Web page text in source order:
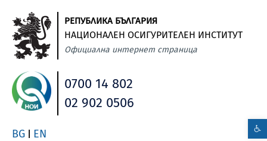
РЕПУБЛИКА БЪЛГАРИЯ
НАЦИОНАЛЕН ОСИГУРИТЕЛЕН ИНСТИТУТ
Официална интернет страница
0700 14 802
02 902 0506
BG EN